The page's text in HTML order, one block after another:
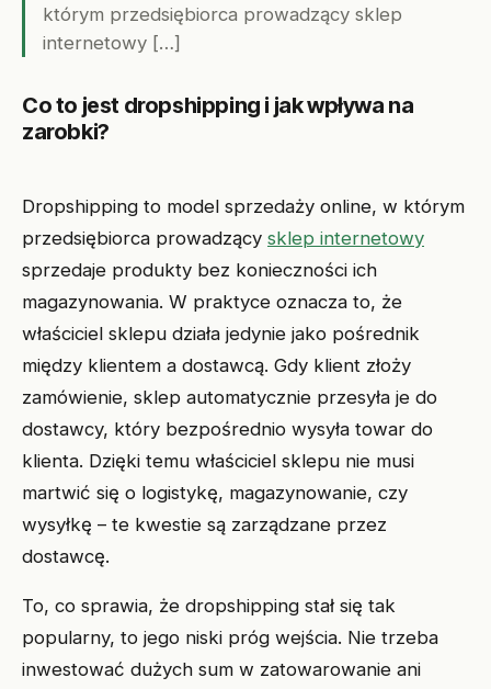
którym przedsiębiorca prowadzący sklep
internetowy […]
Co to jest dropshipping i jak wpływa na
zarobki?
Dropshipping to model sprzedaży online, w którym
przedsiębiorca prowadzący sklep internetowy
sprzedaje produkty bez konieczności ich
magazynowania. W praktyce oznacza to, że
właściciel sklepu działa jedynie jako pośrednik
między klientem a dostawcą. Gdy klient złoży
zamówienie, sklep automatycznie przesyła je do
dostawcy, który bezpośrednio wysyła towar do
klienta. Dzięki temu właściciel sklepu nie musi
martwić się o logistykę, magazynowanie, czy
wysyłkę – te kwestie są zarządzane przez
dostawcę.
To, co sprawia, że dropshipping stał się tak
popularny, to jego niski próg wejścia. Nie trzeba
inwestować dużych sum w zatowarowanie ani